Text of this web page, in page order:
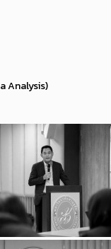
Analysis)